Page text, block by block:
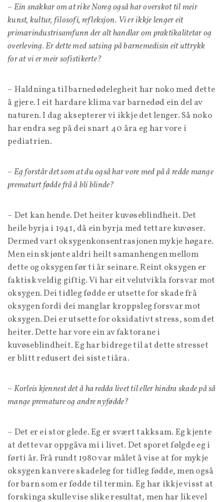
– Ein snakkar om at rike Noreg også har overskot til meir
kunst, kultur, filosofi, refleksjon. Vi er ikkje lenger eit
primærindustrisamfunn der alt handlar om praktikalitetar og
overleving. Er dette med satsing på barnemedisin eit uttrykk
for at vi er meir sofistikerte?
– Haldninga til barnedødelegheit har noko med dette
å gjere. I eit hardare klima var barnedød ein del av
naturen. I dag aksepterer vi ikkje det lenger. Så noko
har endra seg på dei snart 40 åra eg har vore i
pediatrien.
– Eg forstår det som at du også har vore med på å redde mange
prematurt fødde frå å bli blinde?
– Det kan hende. Det heiter kuvøseblindheit. Det
heile byrja i 1941, då ein byrja med tettare kuvøser.
Dermed vart oksygenkonsentrasjonen mykje høgare.
Men ein skjønte aldri heilt samanhengen mellom
dette og oksygen før ti år seinare. Reint oksygen er
faktisk veldig giftig. Vi har eit velutvikla forsvar mot
oksygen. Dei tidleg fødde er utsette for skade frå
oksygen fordi dei manglar kroppsleg forsvar mot
oksygen. Dei er utsette for oksidativt stress, som det
heiter. Dette har vore ein av faktorane i
kuvøseblindheit. Eg har bidrege til at dette stresset
er blitt redusert dei siste tiåra.
– Korleis kjennest det å ha redda livet til eller hindra skade på så
mange premature og andre nyfødde?
– Det er ei stor glede. Eg er svært takksam. Eg kjente
at dette var oppgåva mi i livet. Det sporet følgde eg i
førti år. Frå rundt 1980 var målet å vise at for mykje
oksygen kan vere skadeleg for tidleg fødde, men også
for barn som er fødde til termin. Eg har ikkje visst at
forskinga skulle vise slike resultat, men har likevel